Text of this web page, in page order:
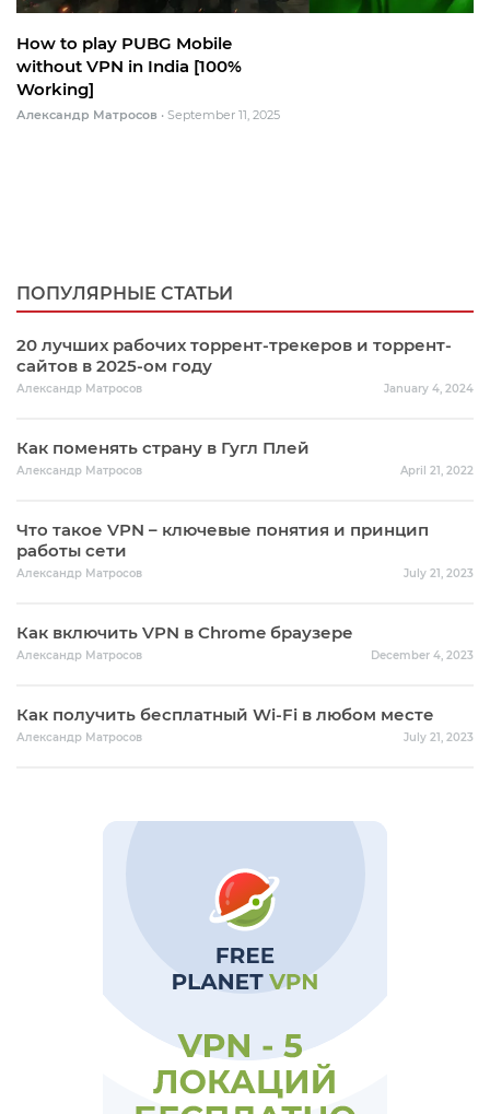
How to play PUBG Mobile
without VPN in India [100%
Working]
Александр Матросов • September 11, 2025
ПОПУЛЯРНЫЕ СТАТЬИ
20 лучших рабочих торрент-трекеров и торрент-
сайтов в 2025-ом году
Александр Матросов January 4, 2024
Как поменять страну в Гугл Плей
Александр Матросов April 21, 2022
Что такое VPN – ключевые понятия и принцип
работы сети
Александр Матросов July 21, 2023
Как включить VPN в Chrome браузере
Александр Матросов December 4, 2023
Как получить бесплатный Wi-Fi в любом месте
Александр Матросов July 21, 2023